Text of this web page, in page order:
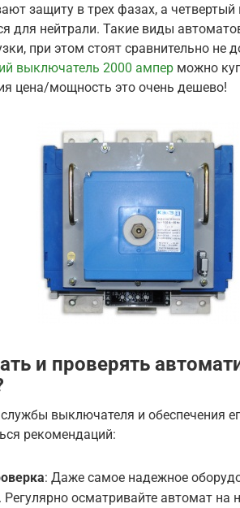
защиту в трех фазах, а
для нейтрали. Такие виды
при этом стоят сравнительно не
выключатель 2000 ампер можно
цена/мощность это очень дешево!
и проверять
выключателя и обеспечения
рекомендаций:
: Даже самое надежное
Регулярно осматривайте автомат на